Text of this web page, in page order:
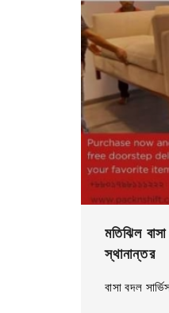
মতিঝিল
স্থানান্তর
বাসা বদল